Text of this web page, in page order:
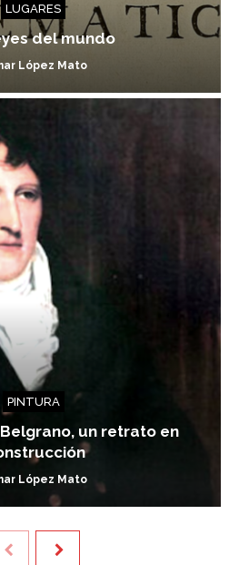
LUGARES
del mundo
López Mato
PINTURA
un retrato en
López Mato